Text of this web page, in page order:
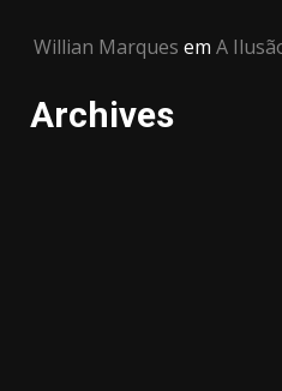
Willian Marques em A
Archives